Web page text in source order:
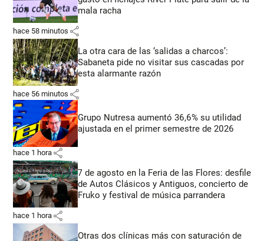
mala racha
hace 58 minutos share
La otra cara de las ‘salidas a charcos’:
Sabaneta pide no visitar sus cascadas por
esta alarmante razón
hace 56 minutos share
Grupo Nutresa aumentó 36,6% su utilidad
ajustada en el primer semestre de 2026
hace 1 hora share
7 de agosto en la Feria de las Flores: desfile
de Autos Clásicos y Antiguos, concierto de
Fruko y festival de música parrandera
hace 1 hora share
Otras dos clínicas más con saturación de